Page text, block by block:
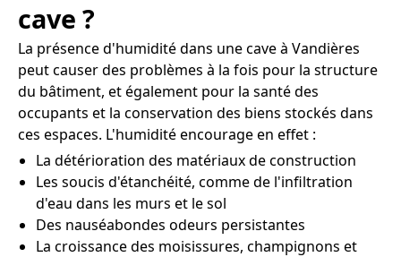
cave ?
La présence d'humidité dans une cave à Vandières
peut causer des problèmes à la fois pour la structure
du bâtiment, et également pour la santé des
occupants et la conservation des biens stockés dans
ces espaces. L'humidité encourage en effet :
La détérioration des matériaux de construction
Les soucis d'étanchéité, comme de l'infiltration
d'eau dans les murs et le sol
Des nauséabondes odeurs persistantes
La croissance des moisissures, champignons et